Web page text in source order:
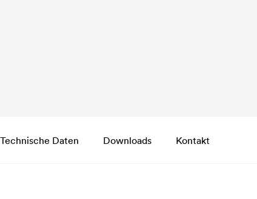
Technische Daten Downloads Kontakt